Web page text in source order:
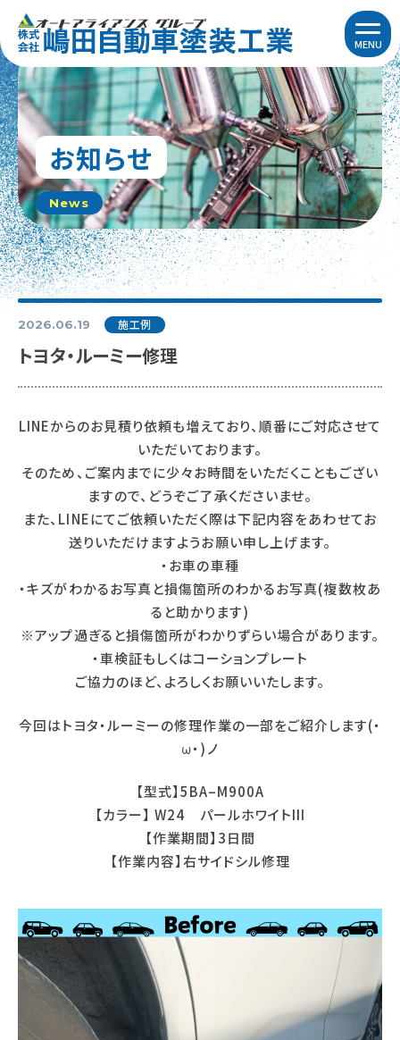
MENU
お知らせ
News
2026.06.19 施工例
トヨタ・ルーミー修理
LINEからのお見積り依頼も増えており、順番にご対応させて
いただいております。
そのため、ご案内までに少々お時間をいただくこともござい
ますので、どうぞご了承くださいませ。
また、LINEにてご依頼いただく際は下記内容をあわせてお
送りいただけますようお願い申し上げます。
・お車の車種
・キズがわかるお写真と損傷箇所のわかるお写真(複数枚あ
ると助かります)
※アップ過ぎると損傷箇所がわかりずらい場合があります。
・車検証もしくはコーションプレート
ご協力のほど、よろしくお願いいたします。
今回はトヨタ・ルーミーの修理作業の一部をご紹介します(・
ω・)ノ
【型式】5BA–M900A
【カラー】 W24 パールホワイトIII
【作業期間】3日間
【作業内容】右サイドシル修理